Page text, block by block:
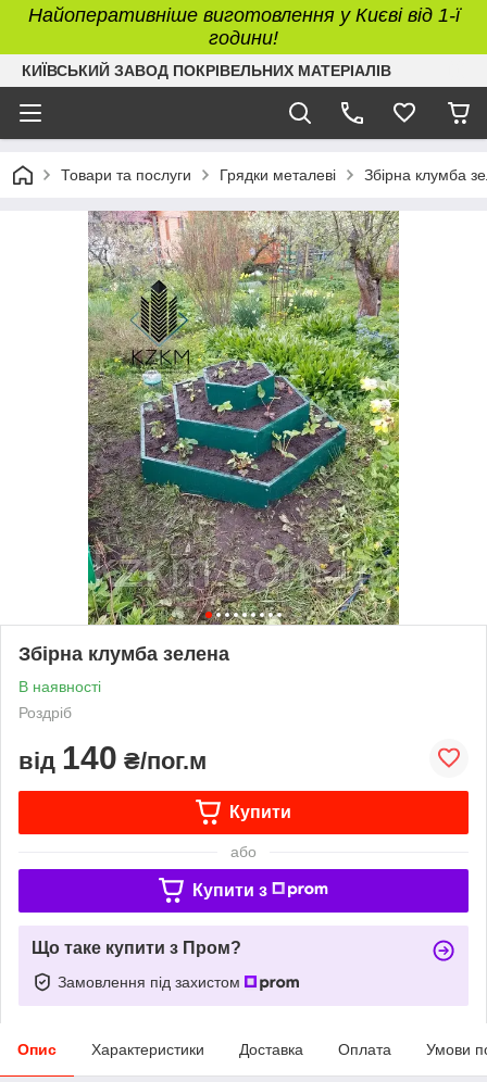
Найоперативніше виготовлення у Києві від 1-ї
години!
КИЇВСЬКИЙ ЗАВОД ПОКРІВЕЛЬНИХ МАТЕРІАЛІВ
Товари та послуги Грядки металеві Збірна клумба
Збірна клумба зелена
В наявності
Роздріб
від 140 ₴/пог.м
Купити
або
Купити з
Що таке купити з Пром?
Замовлення під захистом
Опис Характеристики Доставка Оплата Умови